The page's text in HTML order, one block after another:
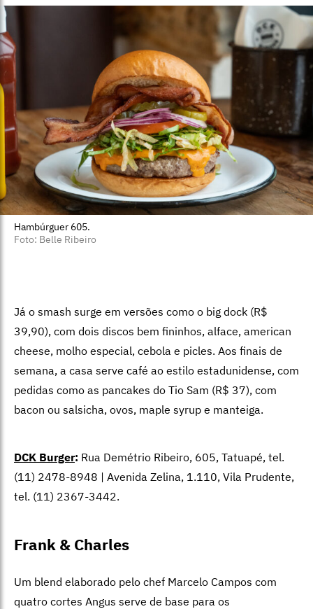
Hambúrguer 605.
Foto: Belle Ribeiro
Já o smash surge em versões como o big dock (R$
39,90), com dois discos bem fininhos, alface, american
cheese, molho especial, cebola e picles. Aos finais de
semana, a casa serve café ao estilo estadunidense, com
pedidas como as pancakes do Tio Sam (R$ 37), com
bacon ou salsicha, ovos, maple syrup e manteiga.
DCK Burger: Rua Demétrio Ribeiro, 605, Tatuapé, tel.
(11) 2478-8948 | Avenida Zelina, 1.110, Vila Prudente,
tel. (11) 2367-3442.
Frank & Charles
Um blend elaborado pelo chef Marcelo Campos com
quatro cortes Angus serve de base para os